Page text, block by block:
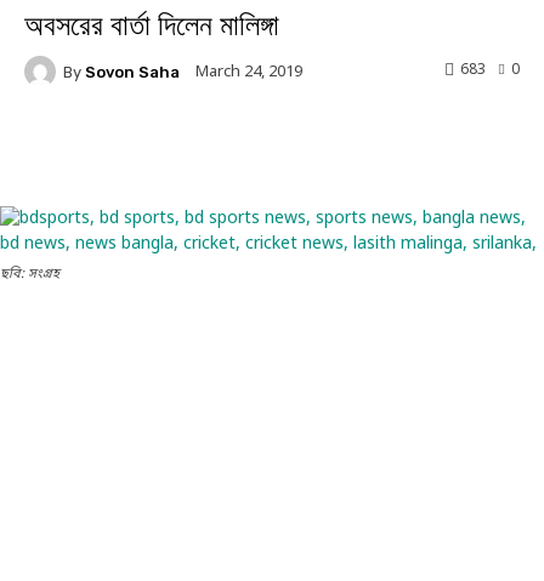
অবসরের বার্তা দিলেন মালিঙ্গা
By Sovon Saha March 24, 2019 0
683
ছবি: সংগ্রহ